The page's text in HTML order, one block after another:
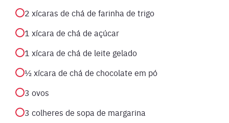
2 xícaras de chá de farinha de trigo
1 xícara de chá de açúcar
1 xícara de chá de leite gelado
½ xícara de chá de chocolate em pó
3 ovos
3 colheres de sopa de margarina